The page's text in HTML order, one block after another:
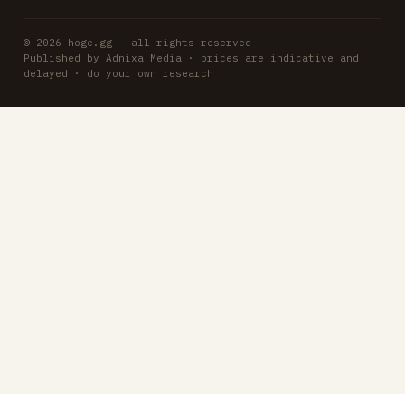
© 2026 hoge.gg — all rights reserved
Published by Adnixa Media · prices are indicative and
delayed · do your own research